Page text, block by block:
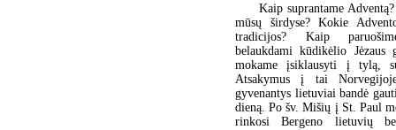
Kaip suprantame
mūsų širdyse? Kokie
tradicijos? Kaip
belaukdami kūdikėlio Jėzaus
mokame įsiklausyti į tylą,
Atsakymus į tai
gyvenantys lietuviai bandė
dieną. Po šv. Mišių į St. Paul
rinkosi Bergeno lietuvių